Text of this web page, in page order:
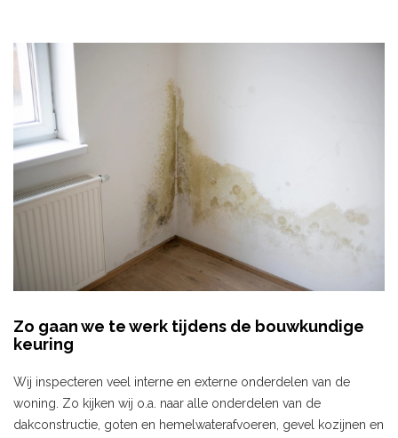
Zo gaan we te werk tijdens de bouwkundige
keuring
Wij inspecteren veel interne en externe onderdelen van de
woning. Zo kijken wij o.a. naar alle onderdelen van de
dakconstructie, goten en hemelwaterafvoeren, gevel kozijnen en